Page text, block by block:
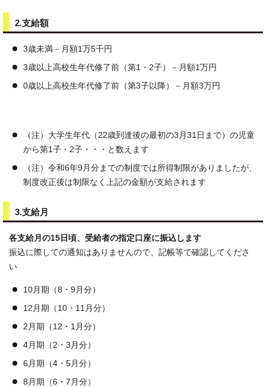
2.支給額
3歳未満－月額1万5千円
3歳以上高校生年代修了前（第1・2子）－月額1万円
0歳以上高校生年代修了前（第3子以降）－月額3万円
（注）大学生年代（22歳到達後の最初の3月31日まで）の児童
から第1子・2子・・・と数えます
（注）令和6年9月分までの制度では所得制限がありましたが、
制度改正後は制限なく上記の金額が支給されます
3.支給月
各支給月の15日頃、受給者の指定口座に振込します
振込に際しての通知はありませんので、記帳等で確認してくださ
い
10月期（8・9月分）
12月期（10・11月分）
2月期（12・1月分）
4月期（2・3月分）
6月期（4・5月分）
8月期（6・7月分）